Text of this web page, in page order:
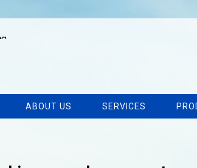
ABOUT US SERVICES